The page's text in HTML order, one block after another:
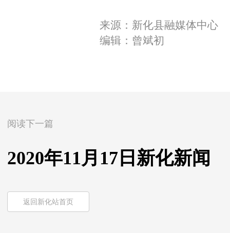
来源：新化县融媒体中心
编辑：曾斌初
阅读下一篇
2020年11月17日新化新闻
返回新化站首页